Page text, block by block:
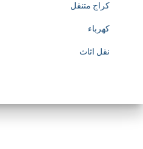
كراج متنقل
كهرباء
نقل اثاث